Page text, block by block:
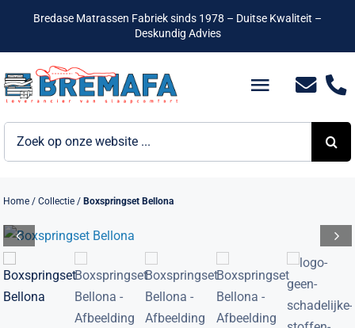
inhoud
Bredase Matrassen Fabriek sinds 1978 – Duitse Kwaliteit –
Deskundig Advies
Toggle
Bedden
Matrassen
Boxsprings
Lattenbodems
Home /Collectie /Boxspringset Bellona